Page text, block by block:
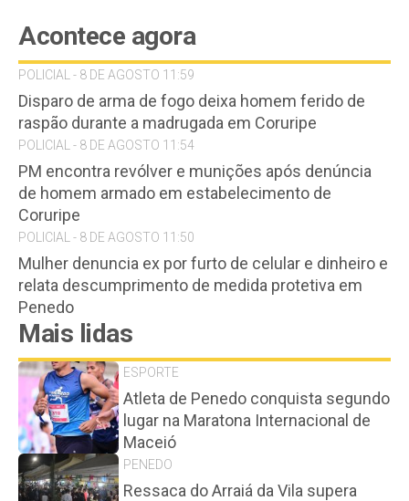
Acontece agora
POLICIAL - 8 DE AGOSTO 11:59
Disparo de arma de fogo deixa homem ferido de
raspão durante a madrugada em Coruripe
POLICIAL - 8 DE AGOSTO 11:54
PM encontra revólver e munições após denúncia
de homem armado em estabelecimento de
Coruripe
POLICIAL - 8 DE AGOSTO 11:50
Mulher denuncia ex por furto de celular e dinheiro e
relata descumprimento de medida protetiva em
Penedo
Mais lidas
ESPORTE
Atleta de Penedo conquista segundo
lugar na Maratona Internacional de
Maceió
PENEDO
Ressaca do Arraiá da Vila supera